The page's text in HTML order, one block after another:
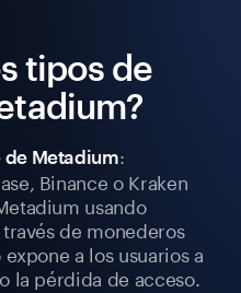
tipos de
de Metadium:
Binance o Kraken
usando
de monederos
a los usuarios a
la pérdida de acceso.